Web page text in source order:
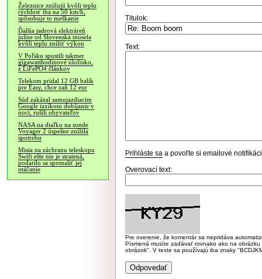
Železnice znižujú kvôli teplu
rýchlosť iba na 50 km/h,
spôsobuje to meškanie
Ďalšia jadrová elektráreň
južne od Slovenska musela
kvôli teplu znížiť výkon
V Poľsku spustili takmer
gigawatthodinové úložisko,
z LiFePO4 článkov
Telekom pridal 12 GB balík
pre Easy, chce zaň 12 eur
Súd zakázal samojazdiacim
Google taxíkom dobíjanie v
noci, rušili obyvateľov
NASA na diaľku na sonde
Voyager 2 úspešne znížila
spotrebu
Misia na záchranu teleskopu
Swift ešte nie je stratená,
podarilo sa spomaliť jej
otáčanie
Titulok:
Text:
Prihláste sa a povoľte si emailové
Overovací text:
Pre overenie, že komentár sa nepridáva
Písmená musíte zadávať rovnako ako na
obrázok". V texte sa používajú iba znaky